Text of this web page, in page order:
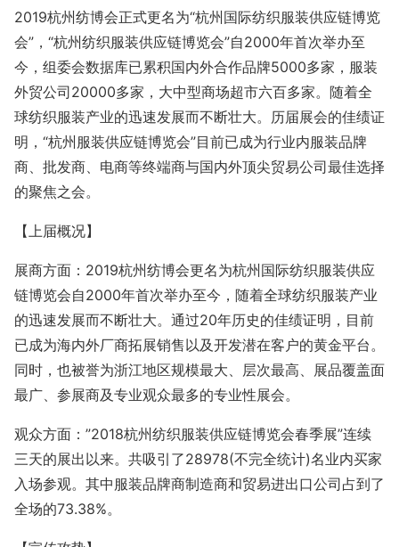
2019杭州纺博会正式更名为“杭州国际纺织服装供应链博览
会”，“杭州纺织服装供应链博览会”自2000年首次举办至
今，组委会数据库已累积国内外合作品牌5000多家，服装
外贸公司20000多家，大中型商场超市六百多家。随着全
球纺织服装产业的迅速发展而不断壮大。历届展会的佳绩证
明，“杭州服装供应链博览会”目前已成为行业内服装品牌
商、批发商、电商等终端商与国内外顶尖贸易公司最佳选择
的聚焦之会。
【上届概况】
展商方面：2019杭州纺博会更名为杭州国际纺织服装供应
链博览会自2000年首次举办至今，随着全球纺织服装产业
的迅速发展而不断壮大。通过20年历史的佳绩证明，目前
已成为海内外厂商拓展销售以及开发潜在客户的黄金平台。
同时，也被誉为浙江地区规模最大、层次最高、展品覆盖面
最广、参展商及专业观众最多的专业性展会。
观众方面：”2018杭州纺织服装供应链博览会春季展”连续
三天的展出以来。共吸引了28978(不完全统计)名业内买家
入场参观。其中服装品牌商制造商和贸易进出口公司占到了
全场的73.38%。